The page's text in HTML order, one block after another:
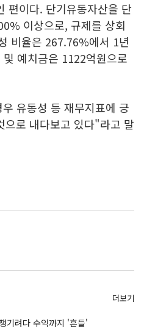
편이다. 단기유동자산을 단
이상으로, 규제를 상회
비율은 267.76%에서 1년
예치금은 1122억원으로
유동성 등 재무지표에 긍
로 내다보고 있다"라고 말
더보기
기려다 수익까지 '흔들'